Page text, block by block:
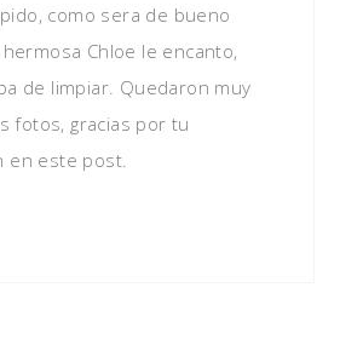
como sera de bueno
Chloe le encanto,
de limpiar. Quedaron muy
fotos, gracias por tu
en este post.